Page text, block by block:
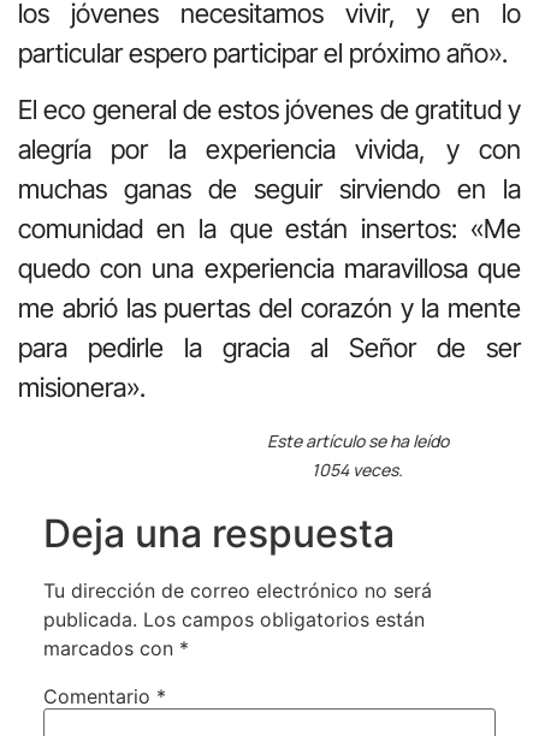
los jóvenes necesitamos vivir, y en lo
particular espero participar el próximo año».
El eco general de estos jóvenes de gratitud y
alegría por la experiencia vivida, y con
muchas ganas de seguir sirviendo en la
comunidad en la que están insertos: «Me
quedo con una experiencia maravillosa que
me abrió las puertas del corazón y la mente
para pedirle la gracia al Señor de ser
misionera».
Este artículo se ha leído
1054 veces.
Deja una respuesta
Tu dirección de correo electrónico no será
publicada. Los campos obligatorios están
marcados con *
Comentario *